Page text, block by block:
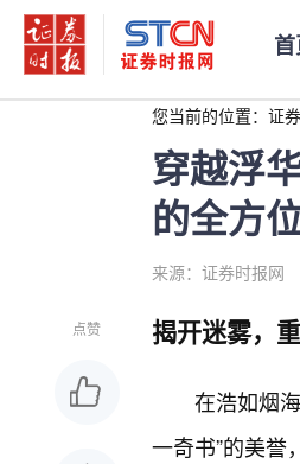
您当前的位置： 证
穿越浮
的全方
来源：证券时报网
点赞 揭开迷雾，
在浩如烟
一奇书”的美誉